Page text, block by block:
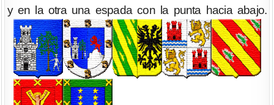
y en la otra una espada con la punta hacia abajo.